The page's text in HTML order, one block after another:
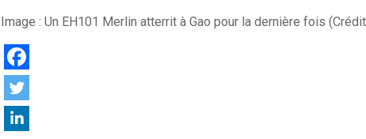
Image : Un EH101 Merlin atterrit à Gao pour la dernière fois